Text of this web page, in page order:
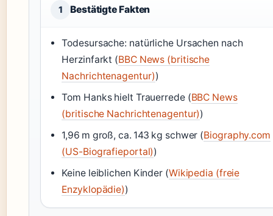
1 Bestätigte Fakten
Todesursache: natürliche Ursachen nach
Herzinfarkt (BBC News (britische
Nachrichtenagentur))
Tom Hanks hielt Trauerrede (BBC News
(britische Nachrichtenagentur))
1,96 m groß, ca. 143 kg schwer (Biography.com
(US-Biografieportal))
Keine leiblichen Kinder (Wikipedia (freie
Enzyklopädie))